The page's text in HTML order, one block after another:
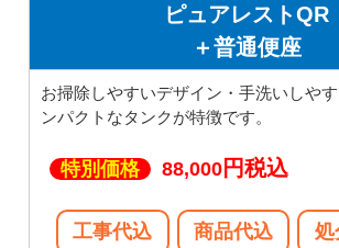
ピュアレストQR
＋普通便座
お掃除しやすいデザイン・手洗いしや
ンパクトなタンクが特徴です。
特別価格 88,000 円税込
工事代込 商品代込 処